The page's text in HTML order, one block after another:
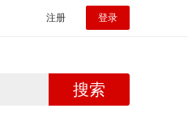
注册 登录
搜索